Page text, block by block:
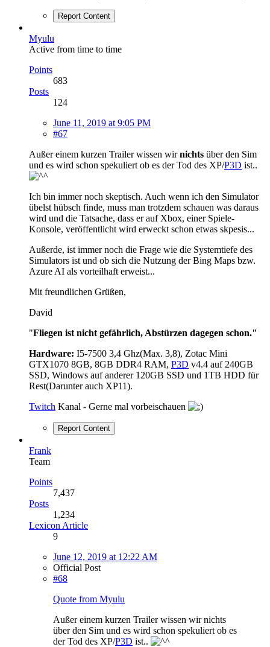
Report Content
Myulu
Active from time to time
Points
683
Posts
124
June 11, 2019 at 9:05 PM
#67
Außer einem kurzen Trailer wissen wirnichts über den Sim
und es wird schon spekuliert ob es der Tod des XP/P3D ist..
Ich bin immer noch skeptisch. Auch wenn ich den Simulator
übelst hübsch finde, muss man trotzdem schauen was daraus
wird und die Tatsache, dass er auf Xbox, einer Spiele-
Konsole, veröffentlicht wird erweckt schon etwas skpesis...
Außerde, ist immer noch die Frage wie die Systemtiefe des
Simulators ist und ob sich die Nutzung der Bing Maps bzw.
Azure AI als vorteilhaft erweist...
Mit freundlichen Grüßen,
David
"Fliegen ist nicht gefährlich, Abstürzen dagegen schon."
Hardware: I5-7500 3,4 Ghz(Max. 3,8), Zotac Mini
GTX1070 8GB, 8GB DDR4 RAM, P3D v4.4 auf 240GB
SSD, Windows auf anderer 120GB SSD und 1TB HDD für
Rest(Darunter auch XP11).
Twitch Kanal - Gerne mal vorbeischauen
Report Content
Frank
Team
Points
7,437
Posts
1,234
Lexicon Article
9
June 12, 2019 at 12:22 AM
Official Post
#68
Quote from Myulu
Außer einem kurzen Trailer wissen wir nichts
über den Sim und es wird schon spekuliert ob es
der Tod des XP/P3D ist..